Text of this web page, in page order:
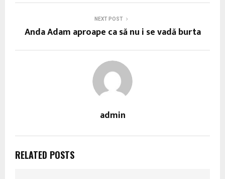
NEXT POST
Anda Adam aproape ca să nu i se vadă burta
admin
RELATED POSTS